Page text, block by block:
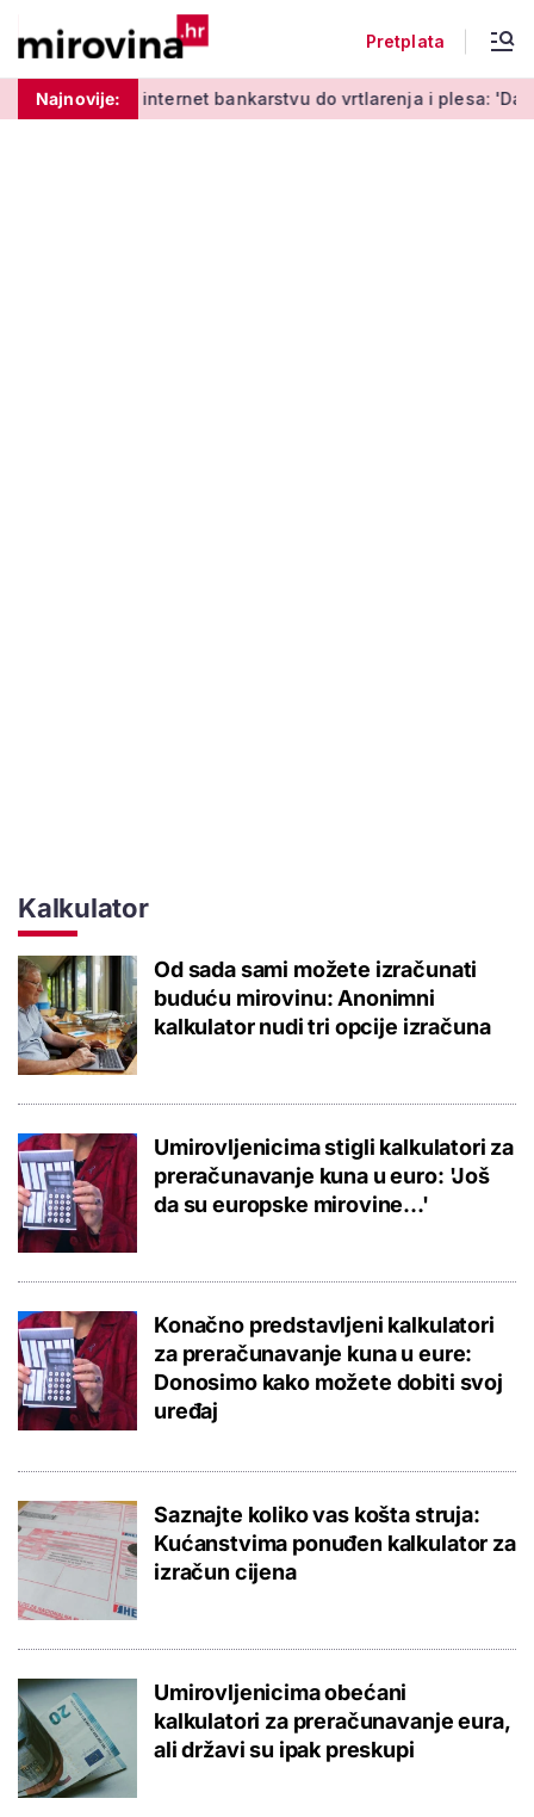
Pretplata
Najnovije:
učenja o internet bankarstvu do vrtlarenja i plesa: 'Da
Kalkulator
Od sada sami možete izračunati
buduću mirovinu: Anonimni
kalkulator nudi tri opcije izračuna
Umirovljenicima stigli kalkulatori za
preračunavanje kuna u euro: 'Još
da su europske mirovine…'
Konačno predstavljeni kalkulatori
za preračunavanje kuna u eure:
Donosimo kako možete dobiti svoj
uređaj
Saznajte koliko vas košta struja:
Kućanstvima ponuđen kalkulator za
izračun cijena
Umirovljenicima obećani
kalkulatori za preračunavanje eura,
ali državi su ipak preskupi